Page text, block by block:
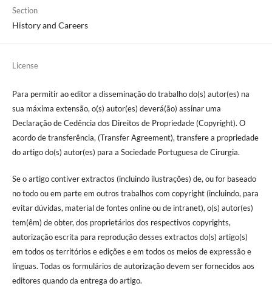
Section
History and Careers
License
Para permitir ao editor a disseminação do trabalho do(s) autor(es) na
sua máxima extensão, o(s) autor(es) deverá(ão) assinar uma
Declaração de Cedência dos Direitos de Propriedade (Copyright). O
acordo de transferência, (Transfer Agreement), transfere a propriedade
do artigo do(s) autor(es) para a Sociedade Portuguesa de Cirurgia.
Se o artigo contiver extractos (incluindo ilustrações) de, ou for baseado
no todo ou em parte em outros trabalhos com copyright (incluindo, para
evitar dúvidas, material de fontes online ou de intranet), o(s) autor(es)
tem(êm) de obter, dos proprietários dos respectivos copyrights,
autorização escrita para reprodução desses extractos do(s) artigo(s)
em todos os territórios e edições e em todos os meios de expressão e
línguas. Todas os formulários de autorização devem ser fornecidos aos
editores quando da entrega do artigo.